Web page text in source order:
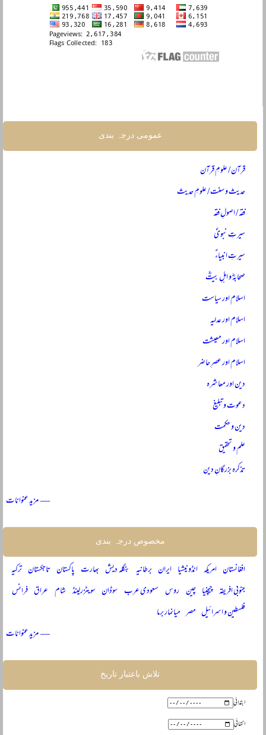
عمومی درجہ بندی
قرآن / علومِ قرآن
حدیث و سنت / علومِ حدیث
فقہ / اصولِ فقہ
سیرتِ نبویؐ
سیرتِ انبیاءؑ
صحابہؓ و اہلِ بیتؓ
اسلام اور سیاست
اسلام اور عدلیہ
اسلام اور معیشت
اسلام اور عصرِ حاضر
دین اور معاشرہ
دعوت و تبلیغ
دین و حکمت
علم و تحقیق
تذکرہ بزرگانِ دین
— مزید عنوانات
مخصوص درجہ بندی
افغانستان امریکہ انڈونیشیا ایران برطانیہ بنگلہ دیش بھارت پاکستان تاجکستان ترکیہ
جنوبی افریقہ چیچنیا چین روس سعودی عرب سوڈان سویٹزرلینڈ شام عراق فرانس
فلسطین و اسرائیل مصر میانمار برما
— مزید عنوانات
تلاش باعتبار تاریخ
ابتدائی
انتہائی